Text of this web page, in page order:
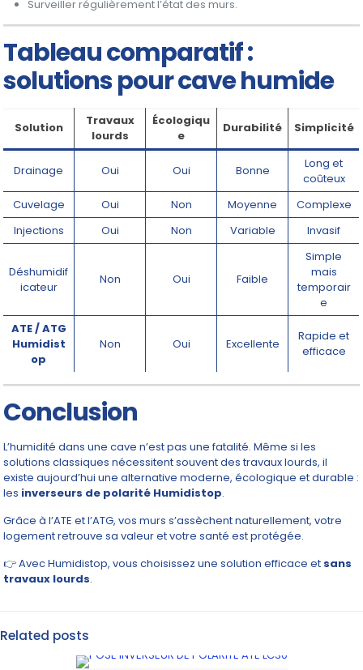
Surveiller régulièrement l’état des murs.
Tableau comparatif :
solutions pour cave humide
Solution
Travaux
lourds
Écologiqu
e
Durabilité Simplicité
Drainage Oui Oui Bonne
Long et
coûteux
Cuvelage
Oui Non Moyenne
Complexe
Injections
Oui Non Variable Invasif
Déshumidif
icateur
Non Oui Faible
Simple
mais
temporair
e
ATE / ATG
Humidist
op
Non Oui Excellente
Rapide et
efficace
Conclusion
L’humidité dans une cave n’est pas une fatalité. Même si les
solutions classiques nécessitent souvent des travaux lourds, il
existe aujourd’hui une alternative moderne, écologique et durable :
les inverseurs de polarité Humidistop.
Grâce à l’ATE et l’ATG, vos murs s’assèchent naturellement, votre
logement retrouve sa valeur et votre santé est protégée.
👉 Avec Humidistop, vous choisissez une solution efficace et sans
travaux lourds.
Related posts